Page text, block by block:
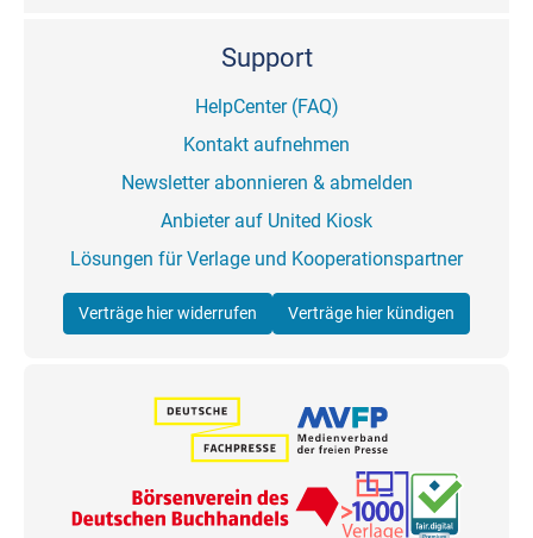
Support
HelpCenter (FAQ)
Kontakt aufnehmen
Newsletter abonnieren & abmelden
Anbieter auf United Kiosk
Lösungen für Verlage und Kooperationspartner
Verträge hier widerrufen Verträge hier kündigen